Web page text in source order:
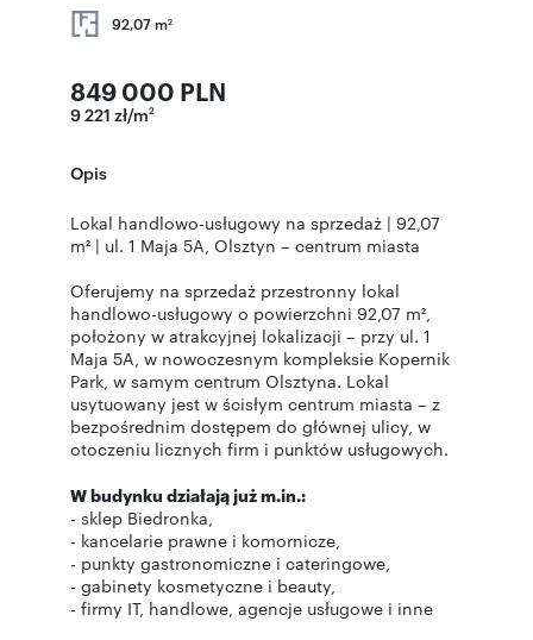
92,07 m2
849 000 PLN
9 221 zł/m2
Opis
Lokal handlowo-usługowy na sprzedaż | 92,07
m² | ul. 1 Maja 5A, Olsztyn – centrum miasta
Oferujemy na sprzedaż przestronny lokal
handlowo-usługowy o powierzchni 92,07 m²,
położony w atrakcyjnej lokalizacji – przy ul. 1
Maja 5A, w nowoczesnym kompleksie Kopernik
Park, w samym centrum Olsztyna. Lokal
usytuowany jest w ścisłym centrum miasta – z
bezpośrednim dostępem do głównej ulicy, w
otoczeniu licznych firm i punktów usługowych.
W budynku działają już m.in.:
- sklep Biedronka,
- kancelarie prawne i komornicze,
- punkty gastronomiczne i cateringowe,
- gabinety kosmetyczne i beauty,
- firmy IT, handlowe, agencje usługowe i inne